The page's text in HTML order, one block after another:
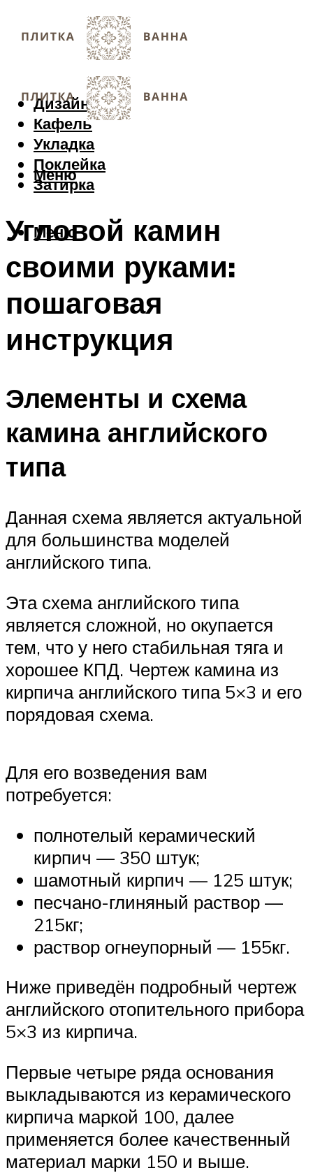
Дизайн
Кафель
Укладка
Поклейка
Затирка
Меню
Меню
Угловой камин
своими руками:
пошаговая
инструкция
Элементы и схема
камина английского
типа
Данная схема является актуальной
для большинства моделей
английского типа.
Эта схема английского типа
является сложной, но окупается
тем, что у него стабильная тяга и
хорошее КПД. Чертеж камина из
кирпича английского типа 5×3 и его
порядовая схема.
Для его возведения вам
потребуется:
полнотелый керамический
кирпич — 350 штук;
шамотный кирпич — 125 штук;
песчано-глиняный раствор —
215кг;
раствор огнеупорный — 155кг.
Ниже приведён подробный чертеж
английского отопительного прибора
5×3 из кирпича.
Первые четыре ряда основания
выкладываются из керамического
кирпича маркой 100, далее
применяется более качественный
материал марки 150 и выше.